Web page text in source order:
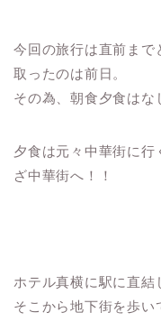
今回の旅行は直前まで
取ったのは前日。
その為、朝食夕食はな
夕食は元々中華街に行
ざ中華街へ！！
ホテル真横に駅に直結
そこから地下街を歩い